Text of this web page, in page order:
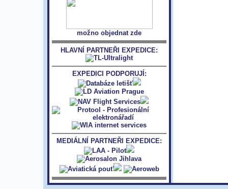
možno objednat zde
HLAVNÍ PARTNEŘI EXPEDICE:
EXPEDICI PODPORUJÍ:
MEDIÁLNÍ PARTNEŘI EXPEDICE: